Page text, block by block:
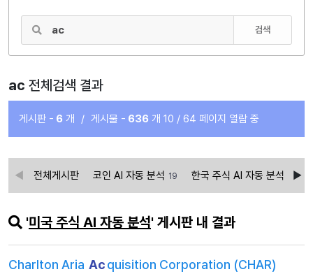
검색
ac 전체검색 결과
게시판 - 6 개 / 게시물 - 636 개 10 / 64 페이지 열람 중
전체게시판 코인 AI 자동 분석 19 한국 주식 AI 자동 분석
'미국 주식 AI 자동 분석' 게시판 내 결과
Charlton Aria Acquisition Corporation (CHAR)